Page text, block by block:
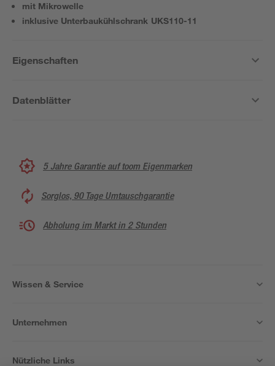
mit Mikrowelle
inklusive Unterbaukühlschrank UKS110-11
Eigenschaften
Datenblätter
5 Jahre Garantie auf toom Eigenmarken
Sorglos, 90 Tage Umtauschgarantie
Abholung im Markt in 2 Stunden
Wissen & Service
Unternehmen
Nützliche Links